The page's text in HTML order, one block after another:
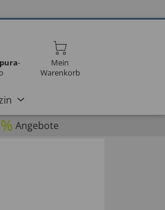
-
Mein
Warenkorb
% Angebote